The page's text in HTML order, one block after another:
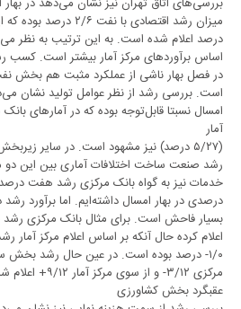
درصد اعلام شده است. به این ترتیب به نظر
اساس برآوردهای مرکز آمار بیشتر است.
در فصل بهار ناشی از عملکرد مثبت هم بخش
است. بررسی رشد از نظر عوامل تولید نشان
آمار
(۵/۲۷ درصد) نیز مشهود است. در سایر
رشد صنعت ساخت اختلافات آماری بین این
درصدی در بهار امسال داشته‌ایم. اما برآورد
اعلام کرده حال آنکه بر اساس اعلام مرکز
۱/۰- درصد بوده است. در عین حال رشد بخش
مرکزی ۳/۱۲- و از سوی مرکز آمار ۹/۱۲+ اعلام شده است.
عقبگرد بخش کشاورزی